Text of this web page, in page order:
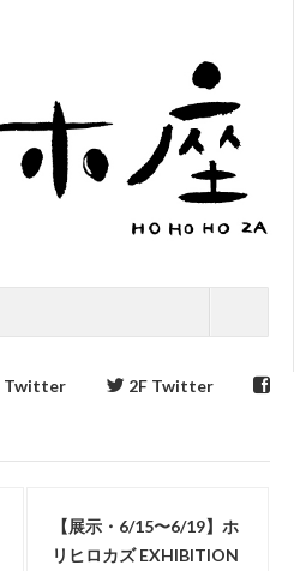
Twitter 2F Twitter
【展示・6/15〜6/19】ホ
リヒロカズ EXHIBITION